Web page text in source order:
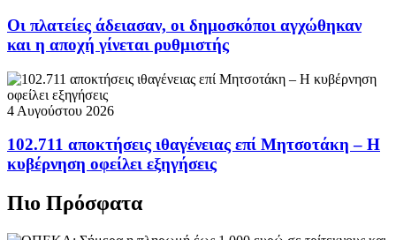
Οι πλατείες άδειασαν, οι δημοσκόποι αγχώθηκαν
και η αποχή γίνεται ρυθμιστής
4 Αυγούστου 2026
102.711 αποκτήσεις ιθαγένειας επί Μητσοτάκη – Η
κυβέρνηση οφείλει εξηγήσεις
Πιο Πρόσφατα